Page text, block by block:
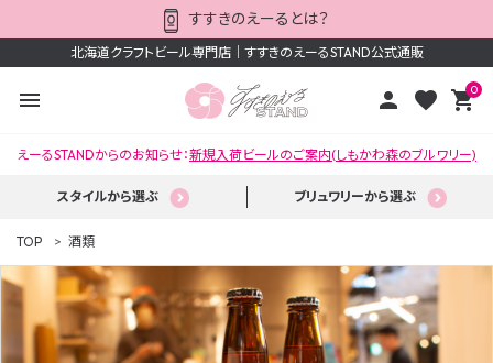
すすきのえーるとは？
北海道クラフトビール専門店｜すすきのえーるSTAND公式通販
menu person favorite 0
shopping_cart
えーるSTANDからのお知らせ：新規入荷ビールのご案内(しもかわ森のブルワリー)
スタイルから選ぶ ブリュワリーから選ぶ
TOP 酒類